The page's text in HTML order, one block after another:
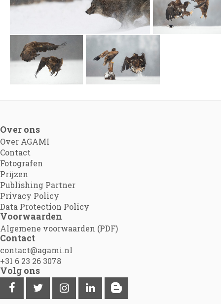
Over ons
Over AGAMI
Contact
Fotografen
Prijzen
Publishing Partner
Privacy Policy
Data Protection Policy
Voorwaarden
Algemene voorwaarden (PDF)
Contact
contact@agami.nl
+31 6 23 26 3078
Volg ons